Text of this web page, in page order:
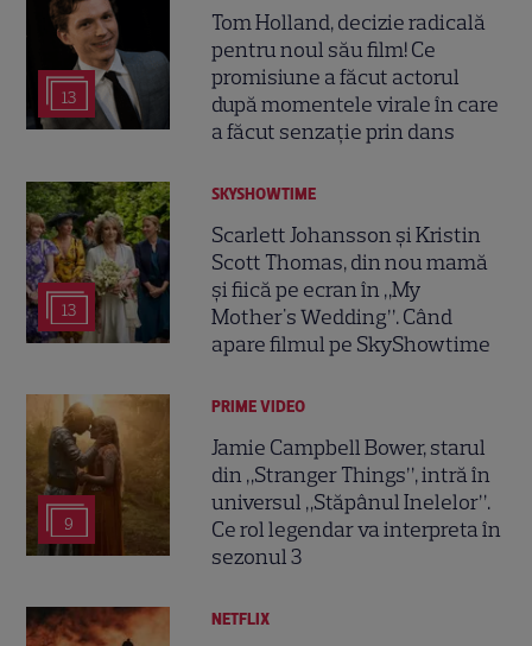
13
Tom Holland, decizie radicală
pentru noul său film! Ce
promisiune a făcut actorul
după momentele virale în care
a făcut senzație prin dans
13
SKYSHOWTIME
Scarlett Johansson și Kristin
Scott Thomas, din nou mamă
și fiică pe ecran în „My
Mother's Wedding”. Când
apare filmul pe SkyShowtime
9
PRIME VIDEO
Jamie Campbell Bower, starul
din „Stranger Things”, intră în
universul „Stăpânul Inelelor”.
Ce rol legendar va interpreta în
sezonul 3
NETFLIX